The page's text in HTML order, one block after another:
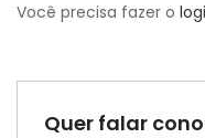
Você precisa fazer o
Quer falar